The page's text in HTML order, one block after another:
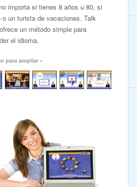
importa si tienes 8 años u 80, si
un turista de vacaciones. Talk
un método simple para
el idioma.
para ampliar »